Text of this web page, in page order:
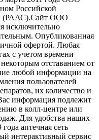
Российской
(РААС).Сайт ООО
Опубликованная
офертой. Любая
с учетом времени
отставанием от
любой информации на
пользователей
их количество и
информация подлежит
в колл-центре или
Для удобства наших
аптечная сеть
интерактивный сервис